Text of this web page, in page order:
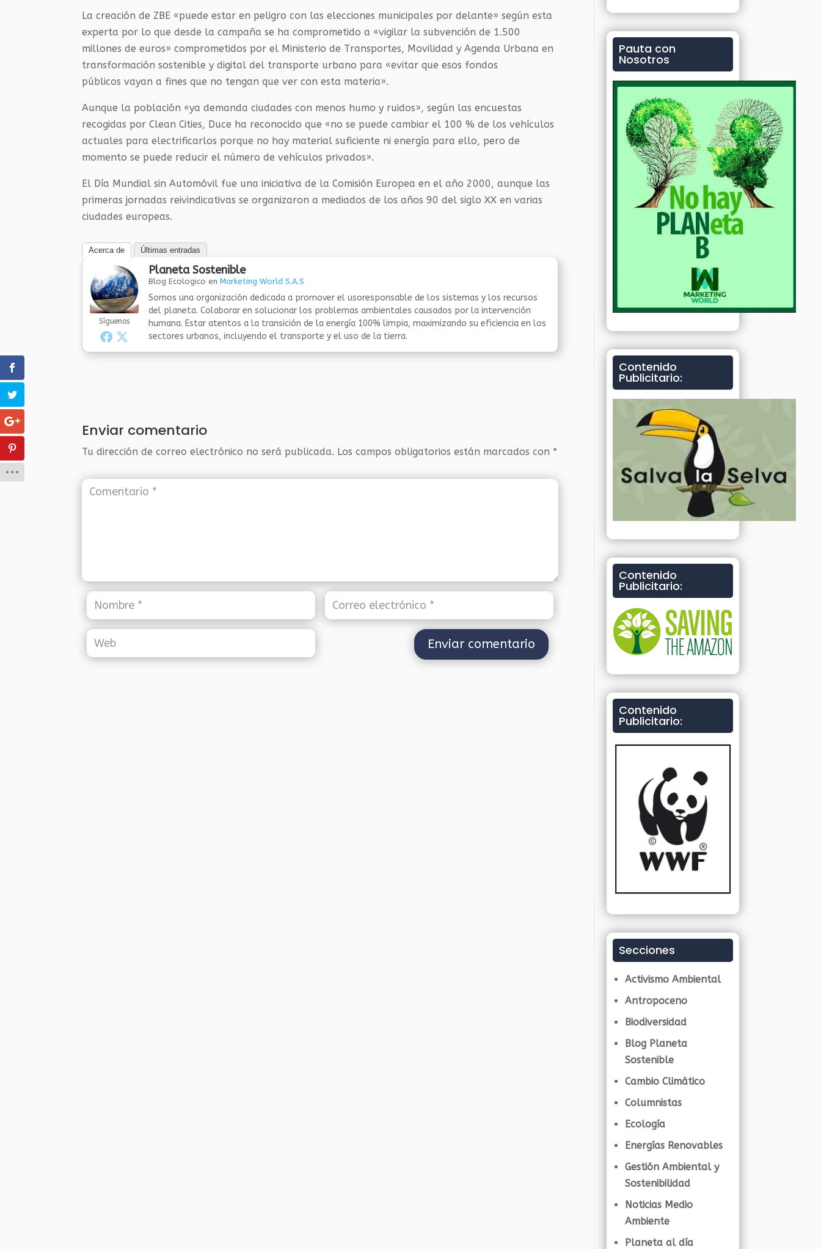
La creación de ZBE «puede estar en peligro con las elecciones municipales por delante» según esta
experta por lo que desde la campaña se ha comprometido a «vigilar la subvención de 1.500
millones de euros» comprometidos por el Ministerio de Transportes, Movilidad y Agenda Urbana en
transformación sostenible y digital del transporte urbano para «evitar que esos fondos
públicos vayan a fines que no tengan que ver con esta materia».
Aunque la población «ya demanda ciudades con menos humo y ruidos», según las encuestas
recogidas por Clean Cities, Duce ha reconocido que «no se puede cambiar el 100 % de los vehículos
actuales para electrificarlos porque no hay material suficiente ni energía para ello, pero de
momento se puede reducir el número de vehículos privados».
El Día Mundial sin Automóvil fue una iniciativa de la Comisión Europea en el año 2000, aunque las
primeras jornadas reivindicativas se organizaron a mediados de los años 90 del siglo XX en varias
ciudades europeas.
Acerca de Últimas entradas
Síguenos
Planeta Sostenible
Blog Ecologico enMarketing World S.A.S
Somos una organización dedicada a promover el usoresponsable de los sistemas y los recursos
del planeta. Colaborar en solucionar los problemas ambientales causados por la intervención
humana. Estar atentos a la transición de la energía 100% limpia, maximizando su eficiencia en los
sectores urbanos, incluyendo el transporte y el uso de la tierra.
Enviar comentario
Tu dirección de correo electrónico no será publicada. Los campos obligatorios están marcados con *
Pauta con
Nosotros
Contenido
Publicitario:
Contenido
Publicitario:
Contenido
Publicitario:
Secciones
Activismo Ambiental
Antropoceno
Biodiversidad
Blog Planeta
Sostenible
Cambio Climático
Columnistas
Ecología
Energías Renovables
Gestión Ambiental y
Sostenibilidad
Noticias Medio
Ambiente
Planeta al día